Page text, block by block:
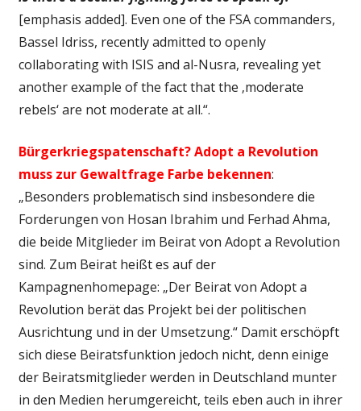
[emphasis added]. Even one of the FSA commanders,
Bassel Idriss, recently admitted to openly
collaborating with ISIS and al-Nusra, revealing yet
another example of the fact that the ‚moderate
rebels‘ are not moderate at all.“.
Bürgerkriegspatenschaft? Adopt a Revolution
muss zur Gewaltfrage Farbe bekennen:
„Besonders problematisch sind insbesondere die
Forderungen von Hosan Ibrahim und Ferhad Ahma,
die beide Mitglieder im Beirat von Adopt a Revolution
sind. Zum Beirat heißt es auf der
Kampagnenhomepage: „Der Beirat von Adopt a
Revolution berät das Projekt bei der politischen
Ausrichtung und in der Umsetzung.“ Damit erschöpft
sich diese Beiratsfunktion jedoch nicht, denn einige
der Beiratsmitglieder werden in Deutschland munter
in den Medien herumgereicht, teils eben auch in ihrer